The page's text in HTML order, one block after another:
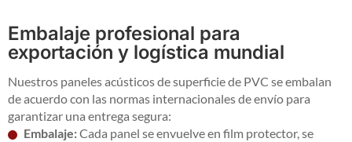
Embalaje profesional para
exportación y logística mundial
Nuestros paneles acústicos de superficie de PVC se embalan
de acuerdo con las normas internacionales de envío para
garantizar una entrega segura:
Embalaje:Cada panel se envuelve en film protector, se